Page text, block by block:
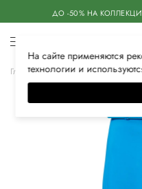
ДО -50% НА
Главная Женская Одежда
На сайте применяются
технологии и